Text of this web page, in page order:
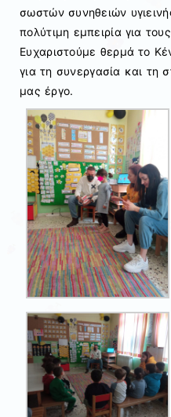
σωστών συνηθειών
πολύτιμη εμπειρία για
Ευχαριστούμε θερμά το
για τη συνεργασία και τη
μας έργο.